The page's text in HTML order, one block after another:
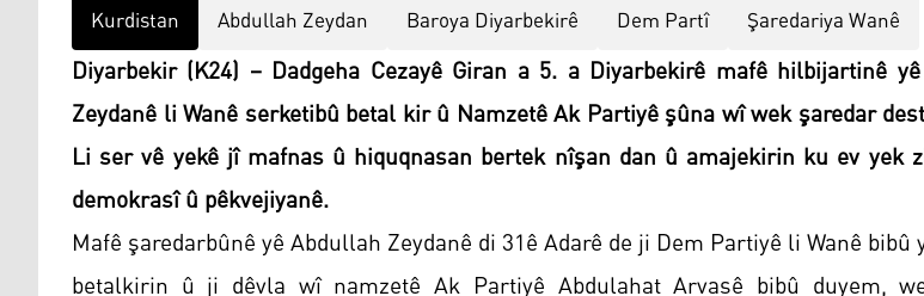
Kurdistan Abdullah Zeydan Baroya Diyarbekirê Dem Partî Şaredariya Wanê
Diyarbekir (K24) – Dadgeha Cezayê Giran a 5. a Diyarbekirê mafê hilbijartinê
Zeydanê li Wanê serketibû betal kir û Namzetê Ak Partiyê şûna wî wek şaredar
Li ser vê yekê jî mafnas û hiquqnasan bertek nîşan dan û amajekirin ku ev yek
demokrasî û pêkvejiyanê.
Mafê şaredarbûnê yê Abdullah Zeydanê di 31ê Adarê de ji Dem Partiyê li Wanê bibû
betalkirin û ji dêvla wî namzetê Ak Partiyê Abdulahat Arvasê bibû duyem,